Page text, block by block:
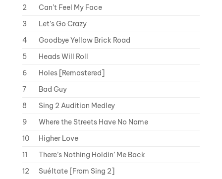
2
Can’t Feel My Face
3
Let’s Go Crazy
4
Goodbye Yellow Brick Road
5
Heads Will Roll
6
Holes [Remastered]
7
Bad Guy
8
Sing 2 Audition Medley
9
Where the Streets Have No Name
10
Higher Love
11
There’s Nothing Holdin’ Me Back
12
Suéltate [From Sing 2]